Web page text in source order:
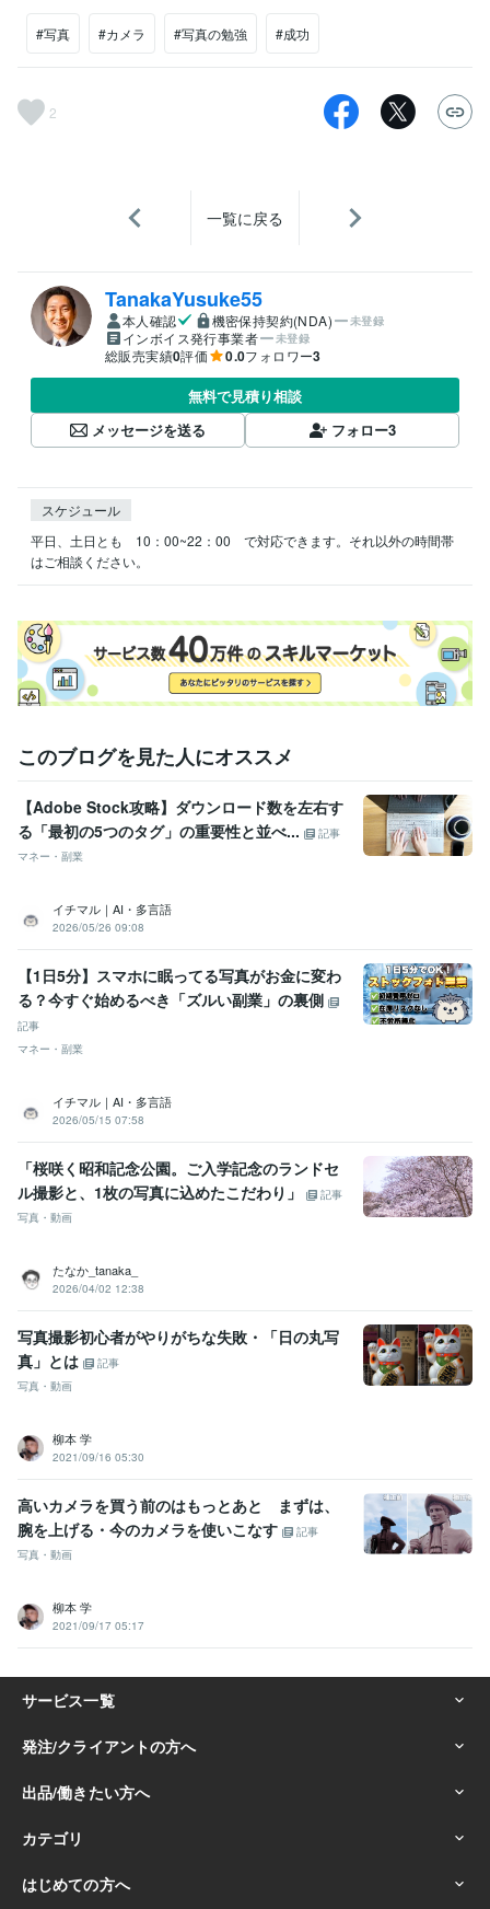
#写真 #カメラ #写真の勉強 #成功
2
一覧に戻る
TanakaYusuke55
本人確認 機密保持契約(NDA) 未登録
インボイス発行事業者 未登録
総販売実績0評価 0.0フォロワー3
無料で見積り相談
メッセージを送る
フォロー3
スケジュール
平日、土日とも　10：00~22：00　で対応できます。それ以外の時間帯
はご相談ください。
このブログを見た人にオススメ
【Adobe Stock攻略】ダウンロード数を左右す
る「最初の5つのタグ」の重要性と並べ...
記事
マネー・副業
イチマル｜AI・多言語
2026/05/26 09:08
【1日5分】スマホに眠ってる写真がお金に変わ
る？今すぐ始めるべき「ズルい副業」の裏側
記事
マネー・副業
イチマル｜AI・多言語
2026/05/15 07:58
「桜咲く昭和記念公園。ご入学記念のランドセ
ル撮影と、1枚の写真に込めたこだわり」
記事
写真・動画
たなか_tanaka_
2026/04/02 12:38
写真撮影初心者がやりがちな失敗・「日の丸写
真」とは
記事
写真・動画
柳本 学
2021/09/16 05:30
高いカメラを買う前のはもっとあと まずは、
腕を上げる・今のカメラを使いこなす
記事
写真・動画
柳本 学
2021/09/17 05:17